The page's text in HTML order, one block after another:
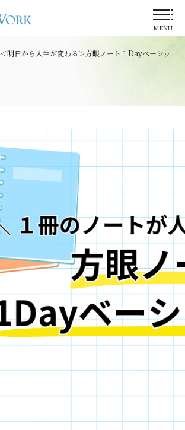
MENU
＜明日から人生が変わる＞方眼ノート１Dayベーシッ